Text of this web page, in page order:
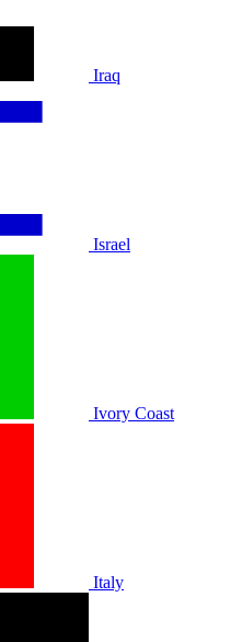
Iraq
Israel
Ivory Coast
Italy